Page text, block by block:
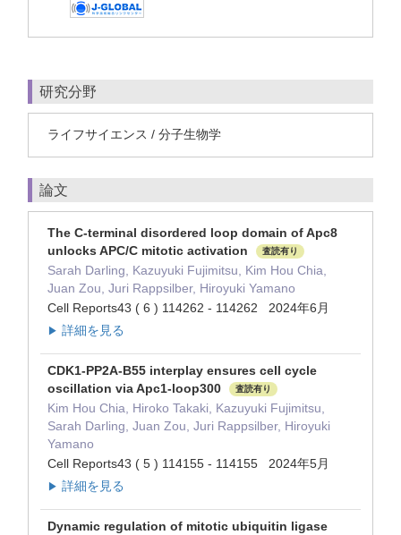
研究分野
ライフサイエンス / 分子生物学
論文
The C-terminal disordered loop domain of Apc8
unlocks APC/C mitotic activation
査読有り
Sarah Darling, Kazuyuki Fujimitsu, Kim Hou Chia,
Juan Zou, Juri Rappsilber, Hiroyuki Yamano
Cell Reports43 ( 6 ) 114262 - 114262 2024年6月
▶ 詳細を見る
CDK1-PP2A-B55 interplay ensures cell cycle
oscillation via Apc1-loop300
査読有り
Kim Hou Chia, Hiroko Takaki, Kazuyuki Fujimitsu,
Sarah Darling, Juan Zou, Juri Rappsilber, Hiroyuki
Yamano
Cell Reports43 ( 5 ) 114155 - 114155 2024年5月
▶ 詳細を見る
Dynamic regulation of mitotic ubiquitin ligase